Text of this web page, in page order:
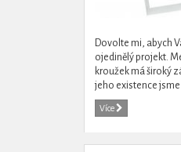
Dovolte mi, abych
ojedinělý projekt.
kroužek má široký
jeho existence
výstav, koncertů
Společně s vedením
Více